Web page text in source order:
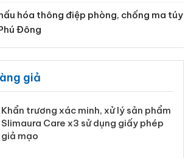
hóa thông điệp phòng, chống ma túy
Đông
giả
Khẩn trương xác minh, xử lý sản phẩm
Slimaura Care x3 sử dụng giấy phép
giả mạo